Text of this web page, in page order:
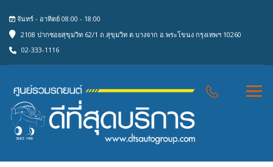
จันทร์ - อาทิตย์ 08:00 - 18:00
2108 ปากซอยสุขุมวิท 62/1 ถ.สุขุมวิท ต.บางจาก อ.พระโขนง กรุงเทพฯ 10260
02-333-1116